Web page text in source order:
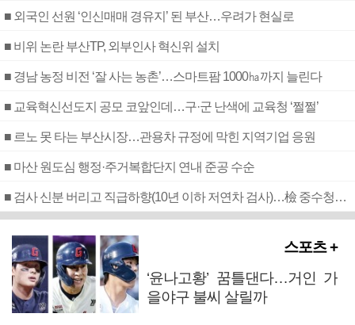
■ 외국인 선원 ‘인신매매 경유지’ 된 부산…우려가 현실로
■ 비위 논란 부산TP, 외부인사 혁신위 설치
■ 경남 농정 비전 ‘잘 사는 농촌’…스마트팜 1000㏊까지 늘린다
■ 교육혁신선도지 공모 코앞인데…구·군 난색에 교육청 ‘쩔쩔’
■ 르노 못 타는 부산시장…관용차 규정에 막힌 지역기업 응원
■ 마산 원도심 행정·주거복합단지 연내 준공 수순
■ 검사 신분 버리고 직급하향(10년 이하 저연차 검사)…檢 중수청행 기피
스포츠 +
‘윤나고황’ 꿈틀댄다…거인 가
을야구 불씨 살릴까